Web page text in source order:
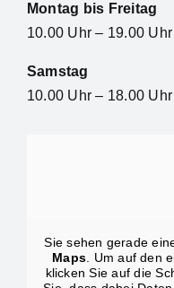
Sie sehen gerade
Maps. Um auf den
klicken Sie auf die
Montag bis Freitag
10.00 Uhr – 19.00 Uhr
Samstag
10.00 Uhr – 18.00 Uhr